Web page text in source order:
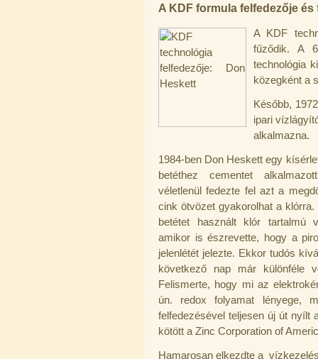
A KDF formula felfedezője
A KDF
fűződik. A
technológia
közegként a
Később,
ipari
alkalmazna.
1984-ben Don Heskett egy
betéthez cementet
véletlenül fedezte fel azt a
cink ötvözet gyakorolhat a
betétet használt klór tartalmú
amikor is észrevette, hogy a
jelenlétét jelezte. Ekkor tudós
következő nap már különféle
Felismerte, hogy mi az
ún. redox folyamat lényege,
felfedezésével teljesen új út nyílt
kötött a Zinc Corporation of
Hamarosan elkezdte a